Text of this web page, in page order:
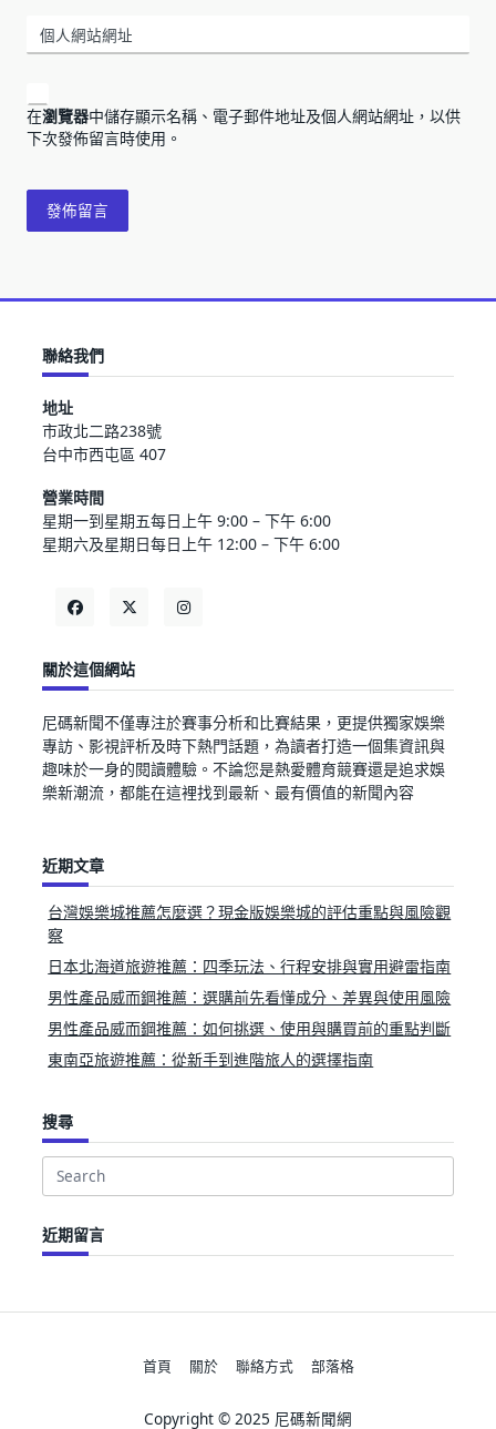
個人網站網址
在瀏覽器中儲存顯示名稱、電子郵件地址及個人網站網址，以供
下次發佈留言時使用。
聯絡我們
地址
市政北二路238號
台中市西屯區 407
營業時間
星期一到星期五每日上午 9:00 – 下午 6:00
星期六及星期日每日上午 12:00 – 下午 6:00
關於這個網站
尼碼新聞不僅專注於賽事分析和比賽結果，更提供獨家娛樂
專訪、影視評析及時下熱門話題，為讀者打造一個集資訊與
趣味於一身的閱讀體驗。不論您是熱愛體育競賽還是追求娛
樂新潮流，都能在這裡找到最新、最有價值的新聞內容
近期文章
台灣娛樂城推薦怎麼選？現金版娛樂城的評估重點與風險觀
察
日本北海道旅遊推薦：四季玩法、行程安排與實用避雷指南
男性產品威而鋼推薦：選購前先看懂成分、差異與使用風險
男性產品威而鋼推薦：如何挑選、使用與購買前的重點判斷
東南亞旅遊推薦：從新手到進階旅人的選擇指南
搜尋
Search
近期留言
首頁 關於 聯絡方式 部落格
Copyright © 2025 尼碼新聞網